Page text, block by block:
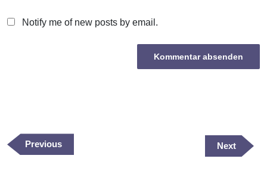
Notify me of new posts by email.
Previous
Post
Previous
Next
Post
Next